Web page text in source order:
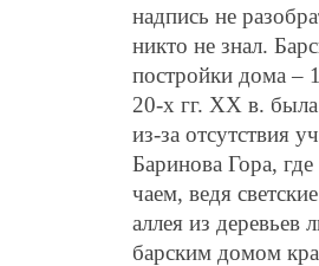
надпись не
никто не знал.
постройки дома –
20-х гг. ХХ в. была
из-за отсутствия
Баринова Гора,
чаем, ведя
аллея из деревьев
барским домом